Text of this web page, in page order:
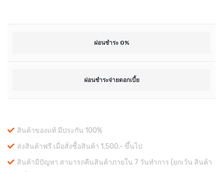
ผ่อนชำระ 0%
ผ่อนชำระจ่ายดอกเบี้ย
สินค้าของแท้ มีประกัน 100%
ส่งสินค้าฟรี เมื่อสั่งซื้อสินค้า 1,500.- ขึ้นไป
สินค้ามีปัญหา สามารถคืนสินค้าภายใน 7 วันทำการ (ยกเว้น สินค้า